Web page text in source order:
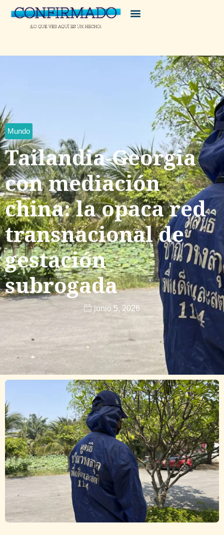
Mundo
Tailandia-Georgia
con mediación
china: la opaca red
transnacional de
gestación
subrogada
junio 5, 2026